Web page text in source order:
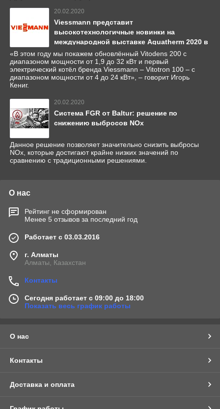
20.02.2020
Viessmann представит
высокотехнологичные новинки на
международной выставке Aquatherm 2020 в
Москве
«В этом году мы покажем обновлённый Vitodens 200 с
диапазоном мощности от 1,9 до 32 кВт и первый
электрический котёл бренда Viessmann – Vitotron 100 – с
диапазоном мощности от 4 до 24 кВт», – говорит Игорь
Кениг.
20.02.2020
Система FGR от Baltur: решение по
снижению выбросов NОx
Данное решение позволяет значительно снизить выбросы
NOx, которые достигают крайне низких значений по
сравнению с традиционными решениями.
О нас
Рейтинг не сформирован
Менее 5 отзывов за последний год
Работает с 03.03.2016
г. Алматы
Алматы, Казахстан
Контакты
Сегодня работает с 09:00 до 18:00
Показать весь график работы
О нас
Контакты
Доставка и оплата